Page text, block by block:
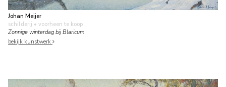
Johan Meijer
schilderij • voorheen te koop
Zonnige winterdag bij Blaricum
bekijk kunstwerk